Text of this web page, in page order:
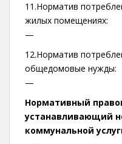
11.Норматив
жилых помещениях:
—
12.Норматив
общедомовые нужды:
—
Нормативный
устанавливающий
коммунальной